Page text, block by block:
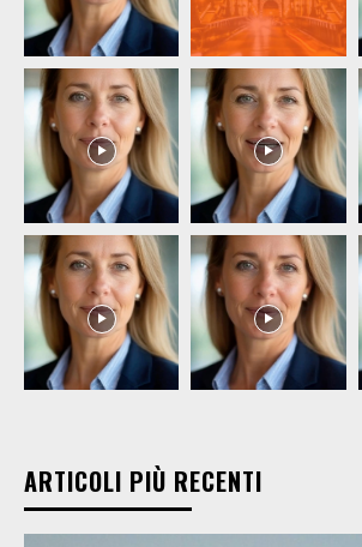
ARTICOLI PIÙ RECENTI